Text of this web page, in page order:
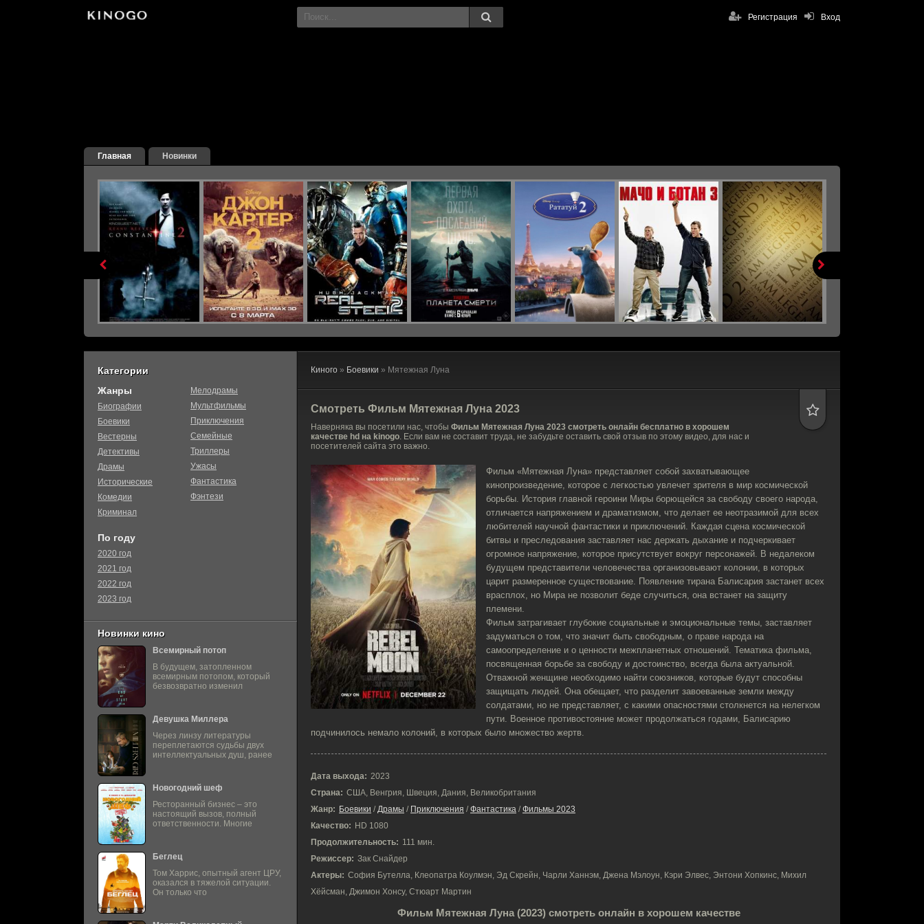
Вход
Регистрация
Главная Новинки
Киного » Боевики » Мятежная Луна
Смотреть Фильм Мятежная Луна 2023
Наверняка вы посетили нас, чтобы Фильм Мятежная Луна 2023 смотреть онлайн бесплатно в хорошем
качестве hd на kinogo. Если вам не составит труда, не забудьте оставить свой отзыв по этому видео, для нас и
посетителей сайта это важно.
Фильм «Мятежная Луна» представляет собой захватывающее
кинопроизведение, которое с легкостью увлечет зрителя в мир космической
борьбы. История главной героини Миры борющейся за свободу своего народа,
отличается напряжением и драматизмом, что делает ее неотразимой для всех
любителей научной фантастики и приключений. Каждая сцена космической
битвы и преследования заставляет нас держать дыхание и подчеркивает
огромное напряжение, которое присутствует вокруг персонажей. В недалеком
будущем представители человечества организовывают колонии, в которых
царит размеренное существование. Появление тирана Балисария застанет всех
врасплох, но Мира не позволит беде случиться, она встанет на защиту
племени.
Фильм затрагивает глубокие социальные и эмоциональные темы, заставляет
задуматься о том, что значит быть свободным, о праве народа на
самоопределение и о ценности межпланетных отношений. Тематика фильма,
посвященная борьбе за свободу и достоинство, всегда была актуальной.
Отважной женщине необходимо найти союзников, которые будут способны
защищать людей. Она обещает, что разделит завоеванные земли между
солдатами, но не представляет, с какими опасностями столкнется на нелегком
пути. Военное противостояние может продолжаться годами, Балисарию
подчинилось немало колоний, в которых было множество жертв.
Дата выхода: 2023
Страна: США, Венгрия, Швеция, Дания, Великобритания
Жанр: Боевики / Драмы / Приключения / Фантастика / Фильмы 2023
Качество: HD 1080
Продолжительность: 111 мин.
Режиссер: Зак Снайдер
Актеры: София Бутелла, Клеопатра Коулмэн, Эд Скрейн, Чарли Ханнэм, Джена Мэлоун, Кэри Элвес, Энтони Хопкинс, Михил
Хёйсман, Джимон Хонсу, Стюарт Мартин
Фильм Мятежная Луна (2023) смотреть онлайн в хорошем качестве
Категории
Жанры
Биографии
Боевики
Вестерны
Детективы
Драмы
Исторические
Комедии
Криминал
По году
2020 год
2021 год
2022 год
2023 год
Мелодрамы
Мультфильмы
Приключения
Семейные
Триллеры
Ужасы
Фантастика
Фэнтези
Новинки кино
Всемирный потоп
В будущем, затопленном
всемирным потопом, который
безвозвратно изменил
Девушка Миллера
Через линзу литературы
переплетаются судьбы двух
интеллектуальных душ, ранее
Новогодний шеф
Ресторанный бизнес – это
настоящий вызов, полный
ответственности. Многие
Беглец
Том Харрис, опытный агент ЦРУ,
оказался в тяжелой ситуации.
Он только что